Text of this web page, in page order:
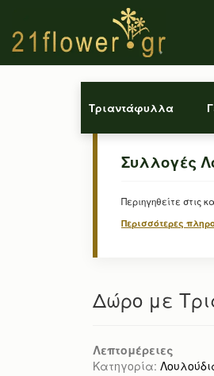
Τριαντάφυλλα
Συλλογές
Περιηγηθείτε στις
Περισσότερες
Δώρο με
Λεπτομέρειες
Κατηγορία: